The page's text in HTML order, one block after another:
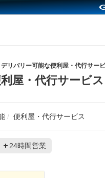
リバリー可能な便利屋・代行サー
屋・代行サービス
便利屋・代行サービス
24時間営業